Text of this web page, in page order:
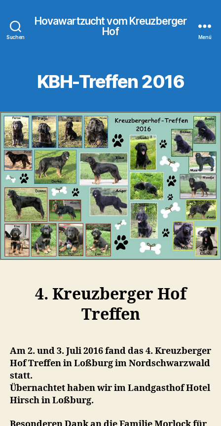
Suchen
Hovawartzucht vom Kreuzberger
Hof
Menü
KBH-Treffen 2016
4. Kreuzberger Hof
Treffen
Am 2. und 3. Juli 2016 fand das 4. Kreuzberger
Hof Treffen in Loßburg im Nordschwarzwald
statt.
Übernachtet haben wir im Landgasthof Hotel
Hirsch in Loßburg.